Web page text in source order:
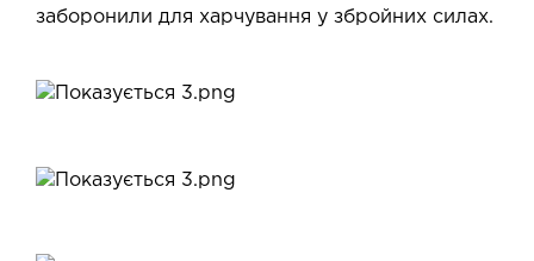
заборонили для харчування у збройних силах.